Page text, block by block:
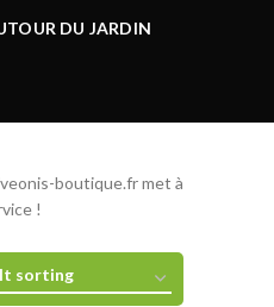
DU JARDIN
boutique.fr met à
!